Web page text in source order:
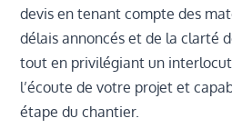
devis en tenant compte des
délais annoncés et de la clarté
tout en privilégiant un
l’écoute de votre projet et
étape du chantier.